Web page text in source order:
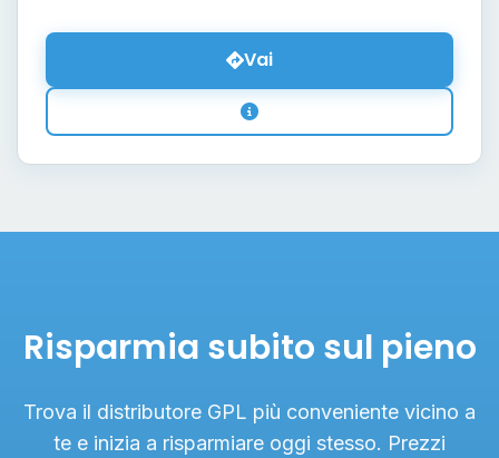
Vai
Risparmia subito sul pieno
Trova il distributore GPL più conveniente vicino a
te e inizia a risparmiare oggi stesso. Prezzi